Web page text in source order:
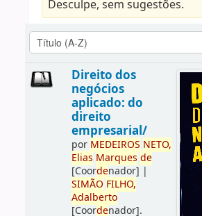
Desculpe, sem sugestões.
Direito dos
negócios
aplicado: do
direito
empresarial/
por MEDEIROS NETO,
Elias Marques de
[Coordenador] |
SIMÃO FILHO,
Adalberto
[Coordenador].